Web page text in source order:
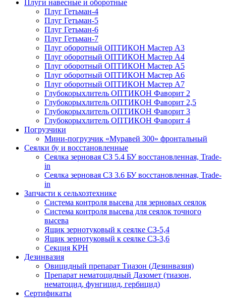
Плуги навесные и оборотные
Плуг Гетьман-4
Плуг Гетьман-5
Плуг Гетьман-6
Плуг Гетьман-7
Плуг оборотный ОПТИКОН Мастер А3
Плуг оборотный ОПТИКОН Мастер А4
Плуг оборотный ОПТИКОН Мастер А5
Плуг оборотный ОПТИКОН Мастер А6
Плуг оборотный ОПТИКОН Мастер А7
Глубокорыхлитель ОПТИКОН Фаворит 2
Глубокорыхлитель ОПТИКОН Фаворит 2,5
Глубокорыхлитель ОПТИКОН Фаворит 3
Глубокорыхлитель ОПТИКОН Фаворит 4
Погрузчики
Мини-погрузчик «Муравей 300» фронтальный
Сеялки бу и восстановленные
Сеялка зерновая СЗ 5.4 БУ восстановленная, Trade-
in
Сеялка зерновая СЗ 3.6 БУ восстановленная, Trade-
in
Запчасти к сельхозтехнике
Система контроля высева для зерновых сеялок
Система контроля высева для сеялок точного
высева
Ящик зернотуковый к сеялке СЗ-5,4
Ящик зернотуковый к сеялке СЗ-3,6
Секция КРН
Дезинвазия
Овицидный препарат Тиазон (Дезинвазия)
Препарат нематоцидный Дазомет (тиазон,
нематоцид, фунгицид, гербицид)
Сертификаты